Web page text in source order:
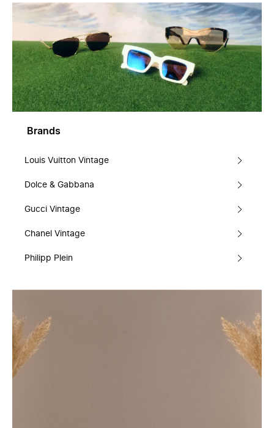
Brands
Louis Vuitton Vintage
Dolce & Gabbana
Gucci Vintage
Chanel Vintage
Philipp Plein